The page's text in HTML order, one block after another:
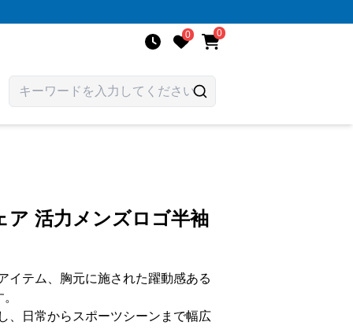
0 0
ア 活力メンズロゴ半袖
イテム、胸元に施された躍動感ある
、日常からスポーツシーンまで幅広